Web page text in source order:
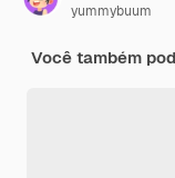
yummybuum
Você também